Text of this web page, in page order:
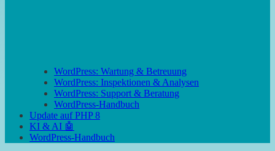
WordPress: Wartung & Betreuung
WordPress: Inspektionen & Analysen
WordPress: Support & Beratung
WordPress-Handbuch
Update auf PHP 8
KI & AI 🤖
WordPress-Handbuch